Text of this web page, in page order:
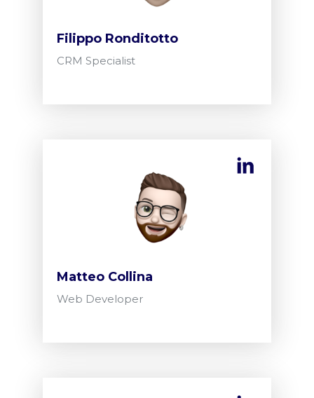
Filippo Ronditotto
CRM Specialist
Matteo Collina
Web Developer